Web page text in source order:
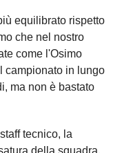
equilibrato rispetto
che nel nostro
come l'Osimo
campionato in lungo
ma non è bastato
tecnico, la
della squadra.